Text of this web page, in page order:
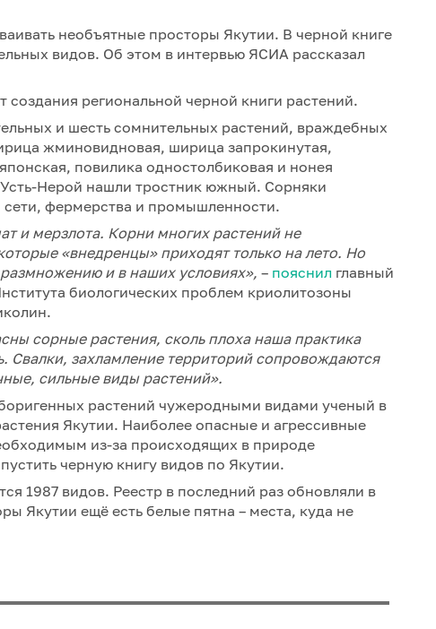
необъятные просторы Якутии. В черной книге
видов. Об этом в интервью ЯСИА рассказал
региональной черной книги растений.
и шесть сомнительных растений, враждебных
жминовидновая, ширица запрокинутая,
повилика одностолбиковая и нонея
Нерой нашли тростник южный. Сорняки
фермерства и промышленности.
и мерзлота. Корни многих растений не
«внедренцы» приходят только на лето. Но
и в наших условиях», – пояснил главный
биологических проблем криолитозоны
сорные растения, сколь плоха наша практика
Свалки, захламление территорий сопровождаются
сильные виды растений».
растений чужеродными видами ученый в
Якутии. Наиболее опасные и агрессивные
из-за происходящих в природе
черную книгу видов по Якутии.
1987 видов. Реестр в последний раз обновляли в
Якутии ещё есть белые пятна – места, куда не